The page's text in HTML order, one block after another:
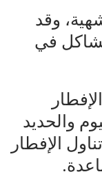
وقد
في
والحديد
الإفطار